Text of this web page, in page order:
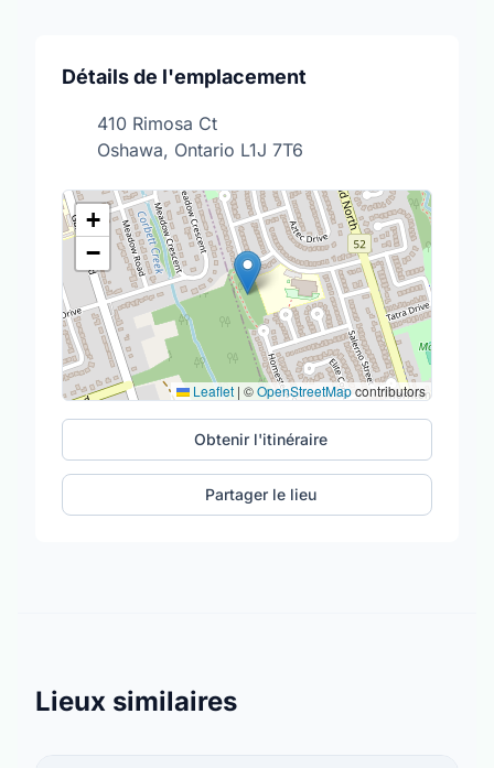
Détails de l'emplacement
410 Rimosa Ct
Oshawa, Ontario L1J 7T6
+
−
Leaflet | ©OpenStreetMapcontributors
Obtenir l'itinéraire
Partager le lieu
Lieux similaires